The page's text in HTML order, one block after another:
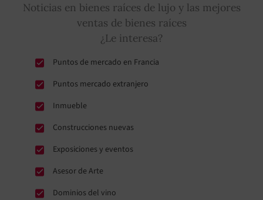
Noticias en bienes raíces de lujo y las mejores
ventas de bienes raíces
¿Le interesa?
Puntos de mercado en Francia
Puntos mercado extranjero
Inmueble
Construcciones nuevas
Exposiciones y eventos
Asesor de Arte
Dominios del vino